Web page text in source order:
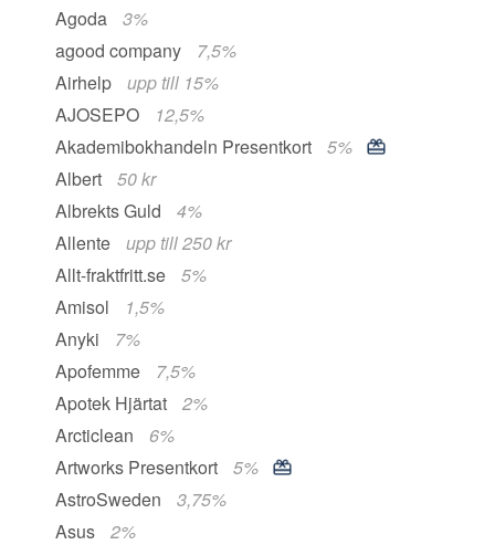
Agoda
3%
agood company
7,5%
Airhelp
upp till 15%
AJOSEPO
12,5%
Akademibokhandeln Presentkort
5%
Albert
50 kr
Albrekts Guld
4%
Allente
upp till 250 kr
Allt-fraktfritt.se
5%
Amisol
1,5%
Anyki
7%
Apofemme
7,5%
Apotek Hjärtat
2%
Arcticlean
6%
Artworks Presentkort
5%
AstroSweden
3,75%
Asus
2%